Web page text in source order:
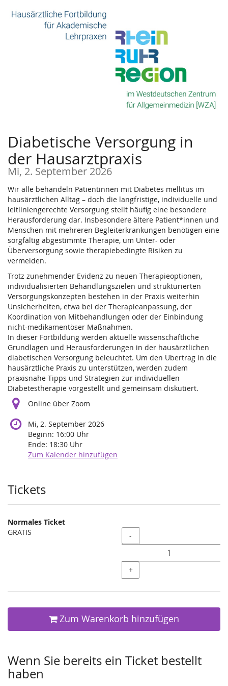
Zum
Haupt-
Diabetische Versorgung in
der Hausarztpraxis
Mi, 2. September 2026
Wir alle behandeln Patientinnen mit Diabetes mellitus im
hausärztlichen Alltag – doch die langfristige, individuelle und
leitliniengerechte Versorgung stellt häufig eine besondere
Herausforderung dar. Insbesondere ältere Patient*innen und
Menschen mit mehreren Begleiterkrankungen benötigen eine
sorgfältig abgestimmte Therapie, um Unter- oder
Überversorgung sowie therapiebedingte Risiken zu
vermeiden.
Trotz zunehmender Evidenz zu neuen Therapieoptionen,
individualisierten Behandlungszielen und strukturierten
Versorgungskonzepten bestehen in der Praxis weiterhin
Unsicherheiten, etwa bei der Therapieanpassung, der
Koordination von Mitbehandlungen oder der Einbindung
nicht-medikamentöser Maßnahmen.
In dieser Fortbildung werden aktuelle wissenschaftliche
Grundlagen und Herausforderungen in der hausärztlichen
diabetischen Versorgung beleuchtet. Um den Übertrag in die
hausärztliche Praxis zu unterstützen, werden zudem
praxisnahe Tipps und Strategien zur individuellen
Diabetestherapie vorgestellt und gemeinsam diskutiert.
Online über Zoom
Mi, 2. September 2026
Beginn: 16:00 Uhr
Ende: 18:30 Uhr
Zum Kalender hinzufügen
Produkte
Tickets
Normales Ticket
GRATIS
Menge
-
+
Zum Warenkorb hinzufügen
Wenn Sie bereits ein Ticket bestellt
haben